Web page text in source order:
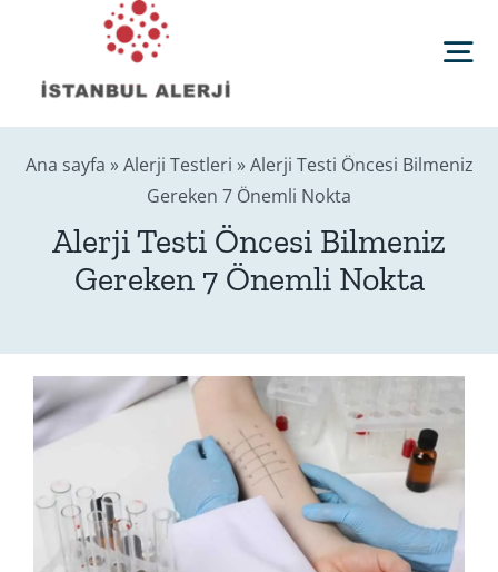
content
Anasayfa
Sağlık Rehberi
Blog
İletişim
Online İşlemler
Ana sayfa »Alerji Testleri »Alerji Testi Öncesi Bilmeniz
Gereken 7 Önemli Nokta
Alerji Testi Öncesi Bilmeniz
Gereken 7 Önemli Nokta